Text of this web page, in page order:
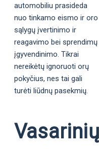
automobiliu prasideda
nuo tinkamo eismo ir oro
sąlygų įvertinimo ir
reagavimo bei sprendimų
įgyvendinimo. Tikrai
nereikėtų ignoruoti orų
pokyčius, nes tai gali
turėti liūdnų pasekmių.
Vasarinių